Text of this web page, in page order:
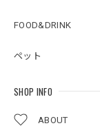
FOOD&DRINK
ペット
SHOP INFO
ABOUT